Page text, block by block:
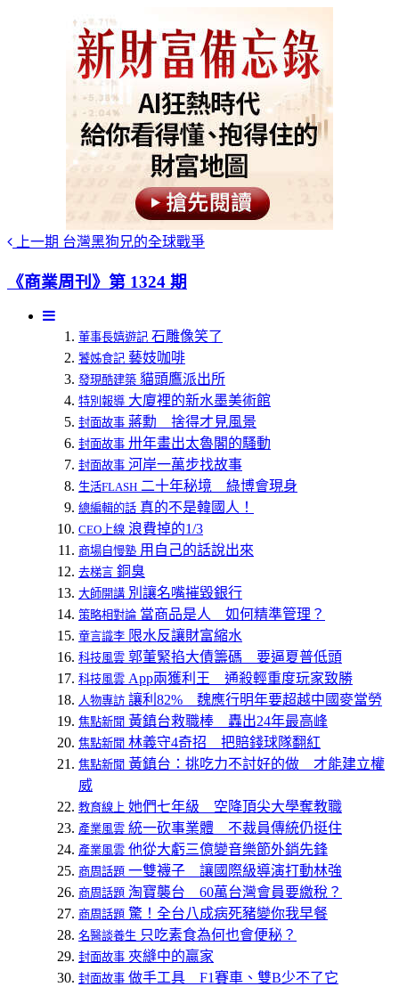
上一期 台灣黑狗兄的全球戰爭
《商業周刊》第 1324 期
董事長嬉遊記 石雕像笑了
饕姊食記 藝妓咖啡
發現酷建築 貓頭鷹派出所
特別報導 大廈裡的新水墨美術館
封面故事 蔣勳 捨得才見風景
封面故事 卅年畫出太魯閣的騷動
封面故事 河岸一萬步找故事
生活FLASH 二十年秘境 綠博會現身
總編輯的話 真的不是韓國人！
CEO上線 浪費掉的1/3
商場自慢塾 用自己的話說出來
去梯言 銅臭
大師開講 別讓名嘴摧毀銀行
策略相對論 當商品是人 如何精準管理？
童言識李 限水反讓財富縮水
科技風雲 郭董緊掐大債籌碼 要逼夏普低頭
科技風雲 App兩獲利王 通殺輕重度玩家致勝
人物專訪 讓利82% 魏應行明年要超越中國麥當勞
焦點新聞 黃鎮台救職棒 轟出24年最高峰
焦點新聞 林義守4奇招 把賠錢球隊翻紅
焦點新聞 黃鎮台：挑吃力不討好的做 才能建立權
威
教育線上 她們七年級 空降頂尖大學奪教職
產業風雲 統一砍事業體 不裁員傳統仍挺住
產業風雲 他從大虧三億變音樂節外銷先鋒
商周話題 一雙襪子 讓國際級導演打動林強
商周話題 淘寶襲台 60萬台灣會員要繳稅？
商周話題 驚！全台八成病死豬變你我早餐
名醫談養生 只吃素食為何也會便秘？
封面故事 夾縫中的贏家
封面故事 做手工具 F1賽車、雙B少不了它